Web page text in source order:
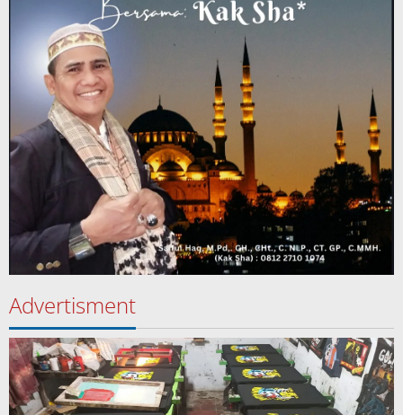
Advertisment